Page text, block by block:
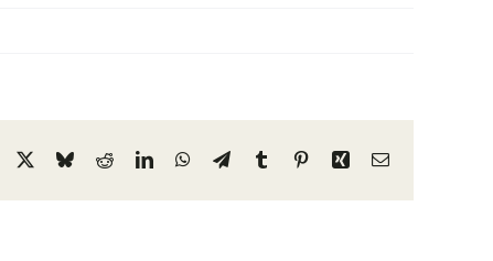
Facebook
X BlueskyRedditLinkedInWhatsApp
TelegramTumblrPinterestXing Email